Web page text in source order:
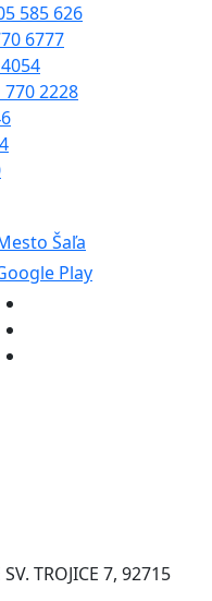
585 626
6777
2228
Play
TROJICE 7, 92715